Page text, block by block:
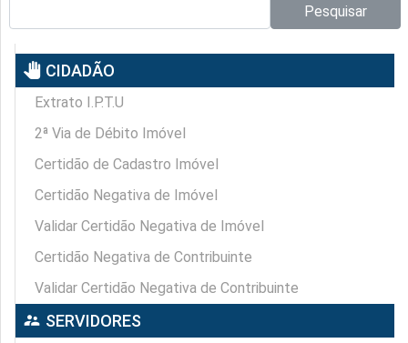
Pesquisar
pan_tool CIDADÃO
Extrato I.P.T.U
2ª Via de Débito Imóvel
Certidão de Cadastro Imóvel
Certidão Negativa de Imóvel
Validar Certidão Negativa de Imóvel
Certidão Negativa de Contribuinte
Validar Certidão Negativa de Contribuinte
supervisor_account SERVIDORES